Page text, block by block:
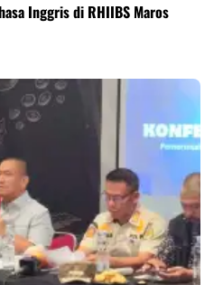
Inggris di RHIIBS Maros